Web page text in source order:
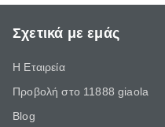
Σχετικά με εμάς
Η Εταιρεία
Προβολή στο 11888 giaola
Blog